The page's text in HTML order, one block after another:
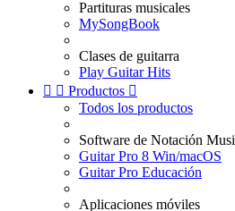
Partituras musicales
MySongBook
Clases de guitarra
Play Guitar Hits
  Productos 
Todos los productos
Software de Notación
Guitar Pro 8 Win/macOS
Guitar Pro Educación
Aplicaciones móviles